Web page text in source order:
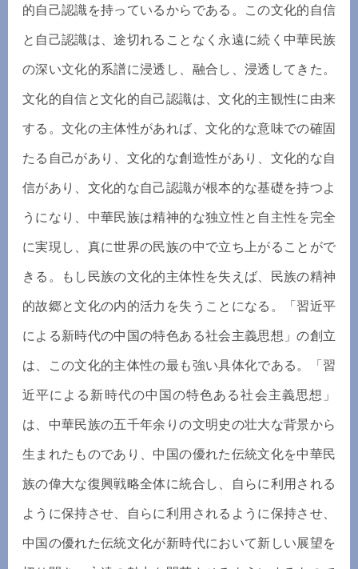
的自己認識を持っているからである。この文化的自信
と自己認識は、途切れることなく永遠に続く中華民族
の深い文化的系譜に浸透し、融合し、浸透してきた。
文化的自信と文化的自己認識は、文化的主観性に由来
する。文化の主体性があれば、文化的な意味での確固
たる自己があり、文化的な創造性があり、文化的な自
信があり、文化的な自己認識が根本的な基礎を持つよ
うになり、中華民族は精神的な独立性と自主性を完全
に実現し、真に世界の民族の中で立ち上がることがで
きる。もし民族の文化的主体性を失えば、民族の精神
的故郷と文化の内的活力を失うことになる。「習近平
による新時代の中国の特色ある社会主義思想」の創立
は、この文化的主体性の最も強い具体化である。「習
近平による新時代の中国の特色ある社会主義思想」
は、中華民族の五千年余りの文明史の壮大な背景から
生まれたものであり、中国の優れた伝統文化を中華民
族の偉大な復興戦略全体に統合し、自らに利用される
ように保持させ、自らに利用されるように保持させ、
中国の優れた伝統文化が新時代において新しい展望を